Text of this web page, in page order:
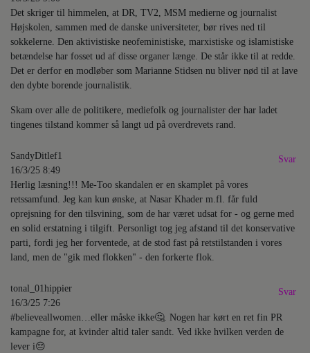
Det skriger til himmelen, at DR, TV2, MSM medierne og journalist
Højskolen, sammen med de danske universiteter, bør rives ned til
sokkelerne. Den aktivistiske neofeministiske, marxistiske og islamistiske
betændelse har fosset ud af disse organer længe. De står ikke til at redde.
Det er derfor en modløber som Marianne Stidsen nu bliver nød til at lave
den dybte borende journalistik.
Skam over alle de politikere, mediefolk og journalister der har ladet
tingenes tilstand kommer så langt ud på overdrevets rand.
SandyDitlef1
16/3/25 8:49
Herlig læsning!!! Me-Too skandalen er en skamplet på vores
retssamfund. Jeg kan kun ønske, at Nasar Khader m.fl. får fuld
oprejsning for den tilsvining, som de har været udsat for - og gerne med
en solid erstatning i tilgift. Personligt tog jeg afstand til det konservative
parti, fordi jeg her forventede, at de stod fast på retstilstanden i vores
land, men de "gik med flokken" - den forkerte flok.
Svar
tonal_01hippier
16/3/25 7:26
#believeallwomen…eller måske ikke🤔. Nogen har kørt en ret fin PR
kampagne for, at kvinder altid taler sandt. Ved ikke hvilken verden de
lever i😔
Svar